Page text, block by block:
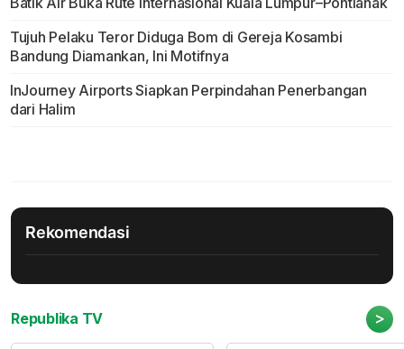
Tujuh Pelaku Teror Diduga Bom di Gereja Kosambi
Bandung Diamankan, Ini Motifnya
InJourney Airports Siapkan Perpindahan Penerbangan
dari Halim
Rekomendasi
Republika TV >